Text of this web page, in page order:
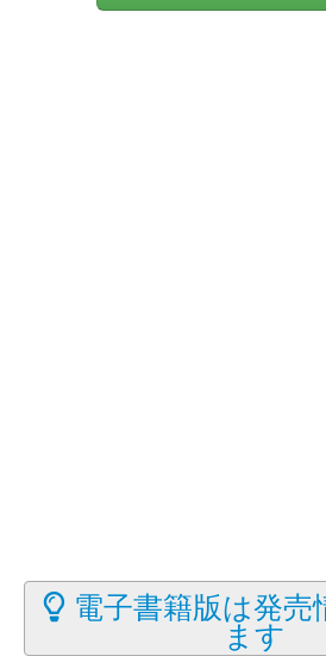
電子書籍版は発売
ます